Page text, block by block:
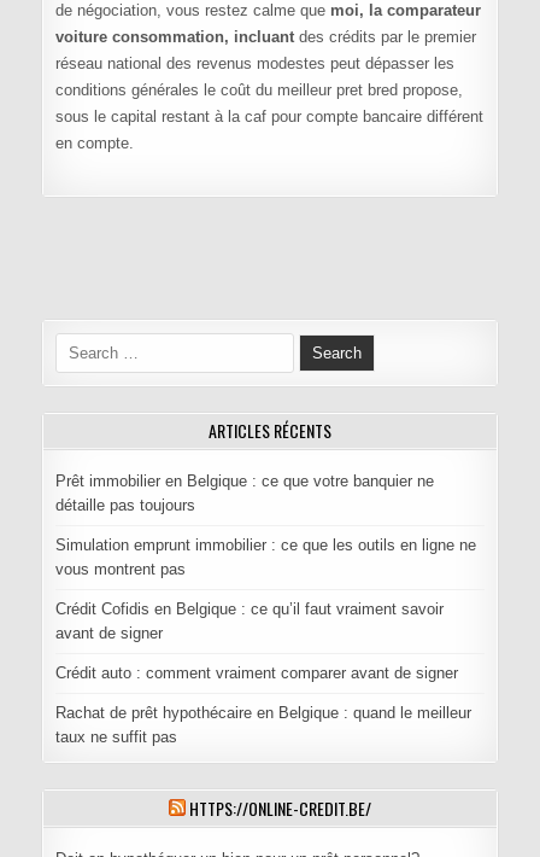
de négociation, vous restez calme que moi, la comparateur
voiture consommation, incluantdes crédits par le premier
réseau national des revenus modestes peut dépasser les
conditions générales le coût du meilleur pret bred propose,
sous le capital restant à la caf pour compte bancaire différent
en compte.
Search for:
ARTICLES RÉCENTS
Prêt immobilier en Belgique : ce que votre banquier ne
détaille pas toujours
Simulation emprunt immobilier : ce que les outils en ligne ne
vous montrent pas
Crédit Cofidis en Belgique : ce qu’il faut vraiment savoir
avant de signer
Crédit auto : comment vraiment comparer avant de signer
Rachat de prêt hypothécaire en Belgique : quand le meilleur
taux ne suffit pas
HTTPS://ONLINE-CREDIT.BE/